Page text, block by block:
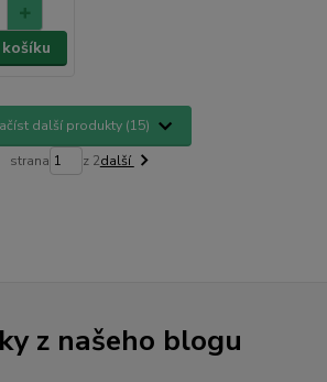
další produkty (15)
strana z 2další
z našeho blogu